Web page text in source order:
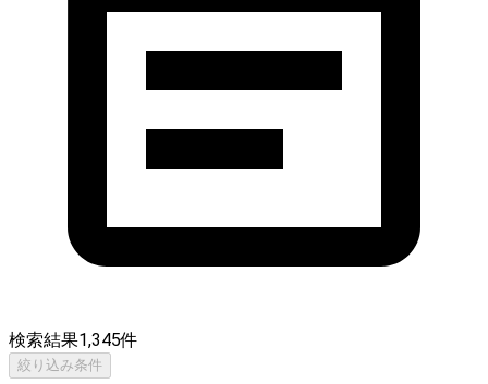
検索結果1,345件
絞り込み条件